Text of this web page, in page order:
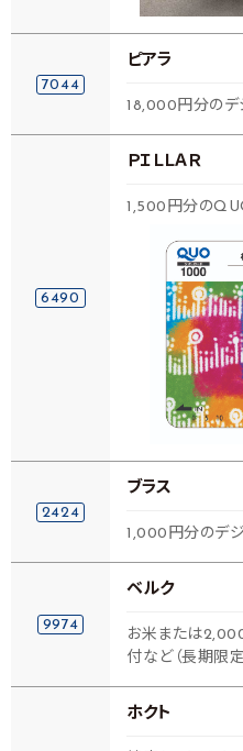
7044
ピアラ
18,000円分のデ
6490
ＰＩＬＬＡＲ
1,500円分の
2424
ブラス
1,000円分のデジ
9974
ベルク
お米または
付など（長期限定
ホクト